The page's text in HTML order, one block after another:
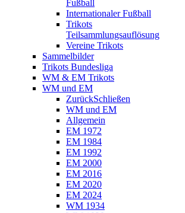
Fußball
Internationaler Fußball
Trikots
Teilsammlungsauflösung
Vereine Trikots
Sammelbilder
Trikots Bundesliga
WM & EM Trikots
WM und EM
ZurückSchließen
WM und EM
Allgemein
EM 1972
EM 1984
EM 1992
EM 2000
EM 2016
EM 2020
EM 2024
WM 1934